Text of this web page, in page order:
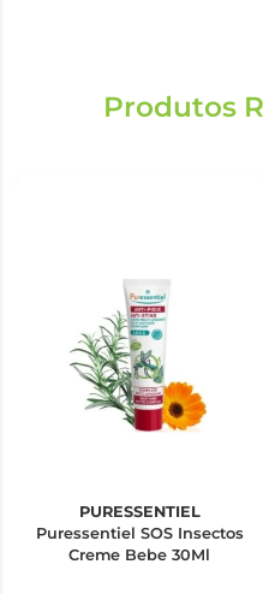
Produtos
PURESSENTIEL
Puressentiel SOS Insectos
Creme Bebe 30Ml